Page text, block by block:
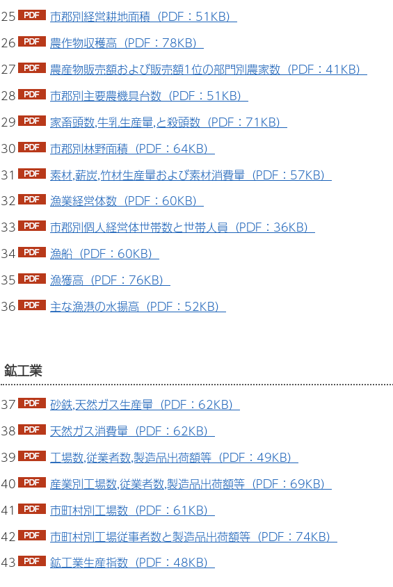
25
市郡別経営耕地面積（PDF：51KB）
26
農作物収穫高（PDF：78KB）
27
農産物販売額および販売額1位の部門別農家数（PDF：41KB）
28
市郡別主要農機具台数（PDF：51KB）
29
家畜頭数,牛乳生産量,と殺頭数（PDF：71KB）
30
市郡別林野面積（PDF：64KB）
31
素材,薪炭,竹材生産量および素材消費量（PDF：57KB）
32
漁業経営体数（PDF：60KB）
33
市郡別個人経営体世帯数と世帯人員（PDF：36KB）
34
漁船（PDF：60KB）
35
漁獲高（PDF：76KB）
36
主な漁港の水揚高（PDF：52KB）
鉱工業
37
砂鉄,天然ガス生産量（PDF：62KB）
38
天然ガス消費量（PDF：62KB）
39
工場数,従業者数,製造品出荷額等（PDF：49KB）
40
産業別工場数,従業者数,製造品出荷額等（PDF：69KB）
41
市町村別工場数（PDF：61KB）
42
市町村別工場従事者数と製造品出荷額等（PDF：74KB）
43
鉱工業生産指数（PDF：48KB）